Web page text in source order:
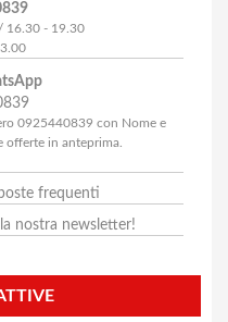
16.30 - 19.30
0925440839 con Nome e
offerte in anteprima.
frequenti
nostra newsletter!